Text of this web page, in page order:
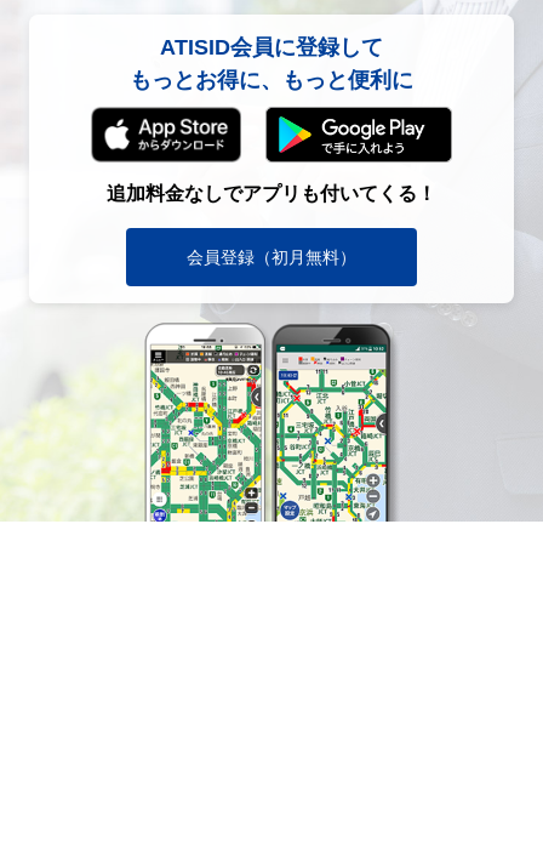
ATISID会員に登録して
もっとお得に、もっと便利に
追加料金なしでアプリも付いてくる！
会員登録（初月無料）